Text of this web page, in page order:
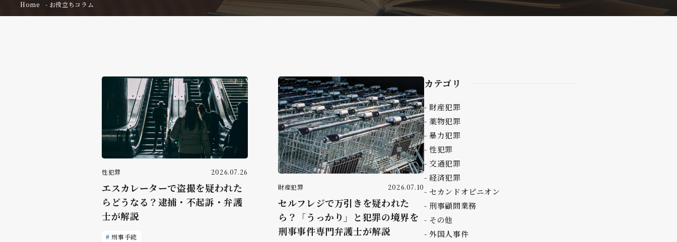
Home お役立ちコラム
性犯罪 2026.07.26
エスカレーターで盗撮を疑われた
らどうなる？逮捕・不起訴・弁護
士が解説
刑事手続
財産犯罪 2026.07.10
セルフレジで万引きを疑われた
ら？「うっかり」と犯罪の境界を
刑事事件専門弁護士が解説
カテゴリ
財産犯罪
薬物犯罪
暴力犯罪
性犯罪
交通犯罪
経済犯罪
セカンドオピニオン
刑事顧問業務
その他
外国人事件